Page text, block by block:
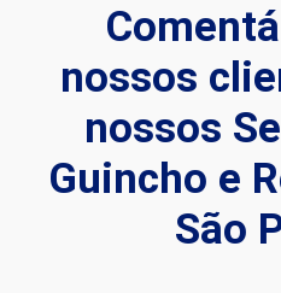
nossos
nossos
Guincho e
São